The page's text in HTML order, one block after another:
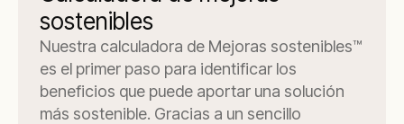
sostenibles
Nuestra calculadora de Mejoras sostenibles™
es el primer paso para identificar los
beneficios que puede aportar una solución
más sostenible. Gracias a un sencillo